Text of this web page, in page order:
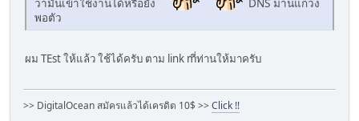
พอตัว
ผม TEst ให้แล้ว ใช้ได้ครับ ตาม link mี่ท่านให้มาครับ
>> DigitalOcean สมัครแล้วได้เครดิต 10$ >> Click !!